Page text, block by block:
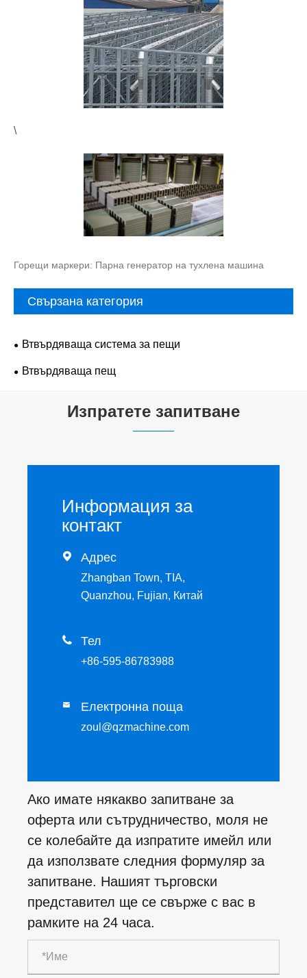
\
Горещи маркери: Парна генератор на тухлена машина
Свързана категория
Втвърдяваща система за пещи
Втвърдяваща пещ
Изпратете запитване
Информация за
контакт
 Адрес
Zhangban Town, TIA,
Quanzhou, Fujian, Китай
 Тел
+86-595-86783988
 Електронна поща
zoul@qzmachine.com
Ако имате някакво запитване за
оферта или сътрудничество, моля не
се колебайте да изпратите имейл или
да използвате следния формуляр за
запитване. Нашият търговски
представител ще се свърже с вас в
рамките на 24 часа.